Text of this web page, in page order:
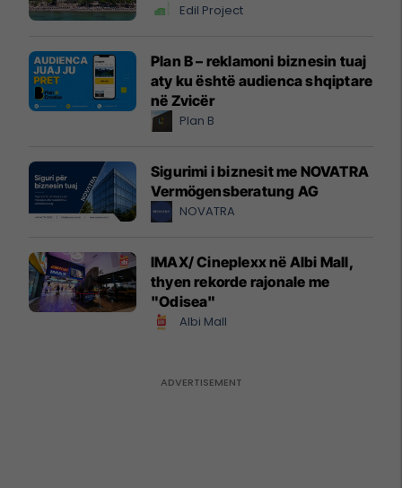
Edil Project
Plan B – reklamoni biznesin tuaj
aty ku është audienca shqiptare
në Zvicër
Plan B
Sigurimi i biznesit me NOVATRA
Vermögensberatung AG
NOVATRA
IMAX/ Cineplexx në Albi Mall,
thyen rekorde rajonale me
"Odisea"
Albi Mall